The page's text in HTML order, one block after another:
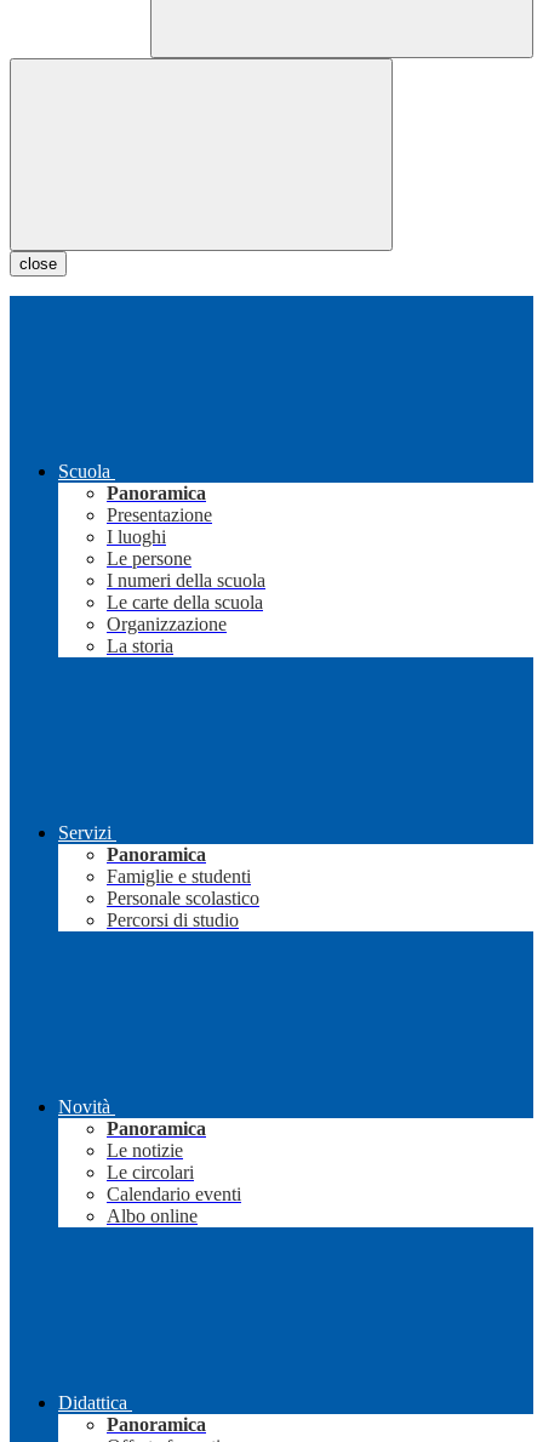
close
Scuola
Panoramica
Presentazione
I luoghi
Le persone
I numeri della scuola
Le carte della scuola
Organizzazione
La storia
Servizi
Panoramica
Famiglie e studenti
Personale scolastico
Percorsi di studio
Novità
Panoramica
Le notizie
Le circolari
Calendario eventi
Albo online
Didattica
Panoramica